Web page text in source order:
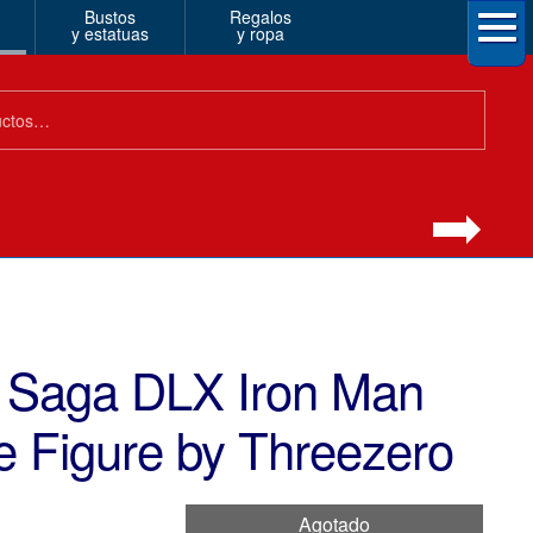
Bustos
y estatuas
Regalos
y ropa
DLX Iron Man
Figure by Threezero
Agotado